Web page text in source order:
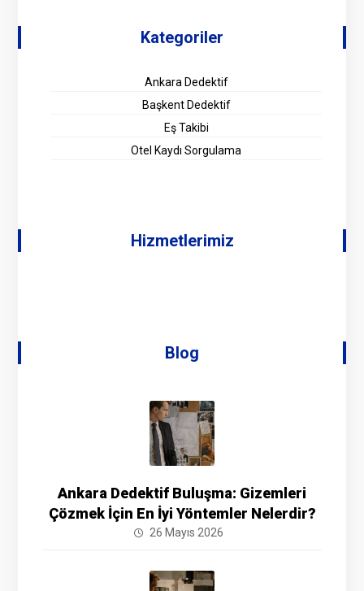
Kategoriler
Ankara Dedektif
Başkent Dedektif
Eş Takibi
Otel Kaydı Sorgulama
Hizmetlerimiz
Blog
Ankara Dedektif Buluşma: Gizemleri
Çözmek İçin En İyi Yöntemler Nelerdir?
26 Mayıs 2026